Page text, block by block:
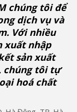
chúng tôi để
dịch vụ và
Với nhiều
xuất nhập
sản xuất
chúng tôi tự
hoá chất